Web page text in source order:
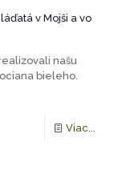
v Mojši a vo
našu
bieleho.
Viac...